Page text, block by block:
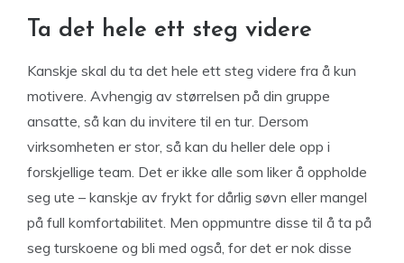
Ta det hele ett steg videre
Kanskje skal du ta det hele ett steg videre fra å kun
motivere. Avhengig av størrelsen på din gruppe
ansatte, så kan du invitere til en tur. Dersom
virksomheten er stor, så kan du heller dele opp i
forskjellige team. Det er ikke alle som liker å oppholde
seg ute – kanskje av frykt for dårlig søvn eller mangel
på full komfortabilitet. Men oppmuntre disse til å ta på
seg turskoene og bli med også, for det er nok disse